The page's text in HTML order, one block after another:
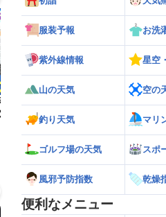
気2026】台風の影響に要
雷雨の心配も
100mmの猛烈な
録的短時間大雨
服装予報 お洗
紫外線情報 星空
山の天気 空の
釣り天気 マリ
ゴルフ場の天気 スポ
風邪予防指数 乾燥
便利なメニュー